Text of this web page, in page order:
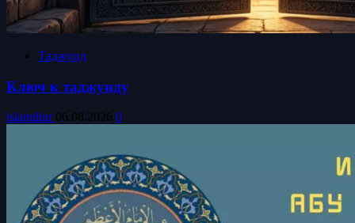
Таджуид
Ключ к таджуиду
islamdinr 06.08.2026 0